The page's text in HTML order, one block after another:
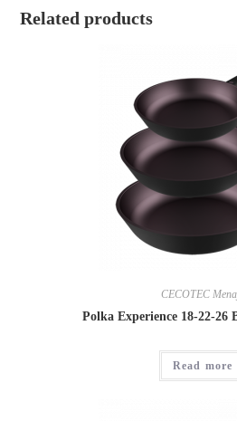
Related products
CECOTEC
Polka Experience 18-22-26
Read more